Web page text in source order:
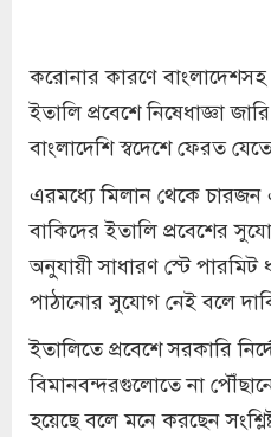
করোনার কারণে
ইতালি প্রবেশে নিষেধাজ্ঞা
বাংলাদেশি স্বদেশে ফেরত
এরমধ্যে মিলান থেকে
বাকিদের ইতালি প্রবেশের
অনুযায়ী সাধারণ স্টে পারমিট
পাঠানোর সুযোগ নেই বলে
ইতালিতে প্রবেশে সরকারি
বিমানবন্দরগুলোতে না
হয়েছে বলে মনে করছেন